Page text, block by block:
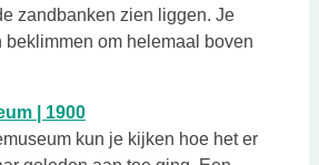
zandbanken zien liggen. Je
beklimmen om helemaal boven
| 1900Deze link opent in een
kun je kijken hoe het er